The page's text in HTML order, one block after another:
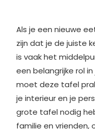
Als je een nieuwe
zijn dat je de juiste
is vaak het
een belangrijke rol
moet deze tafel
je interieur en je
grote tafel nodig
familie en